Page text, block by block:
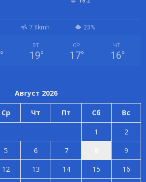
7.6kmh 23%
°
ВТ
19°
СР
17°
ЧТ
16°
Август 2026
Ср Чт Пт Сб Вс
1
2
5 6 7
9
12 13 14 15
16